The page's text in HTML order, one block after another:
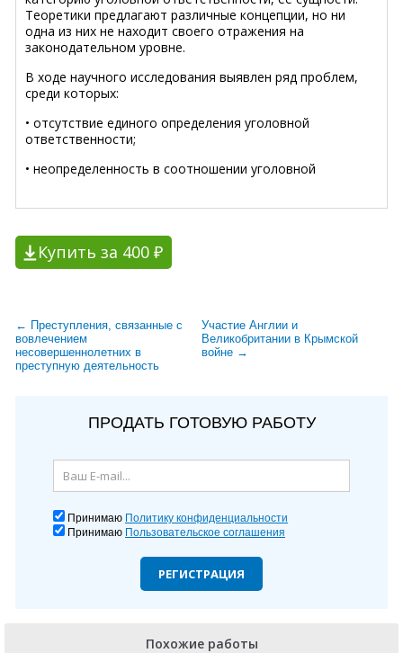
Теоретики предлагают различные концепции, но ни
одна из них не находит своего отражения на
законодательном уровне.
В ходе научного исследования выявлен ряд проблем,
среди которых:
• отсутствие единого определения уголовной
ответственности;
• неопределенность в соотношении уголовной
Купить за 400 ₽
← Преступления, связанные с
вовлечением
несовершеннолетних в
преступную деятельность
Участие Англии и
Великобритании в Крымской
войне →
ПРОДАТЬ ГОТОВУЮ РАБОТУ
Принимаю Политику конфиденциальности
Принимаю Пользовательское соглашения
РЕГИСТРАЦИЯ
Похожие работы